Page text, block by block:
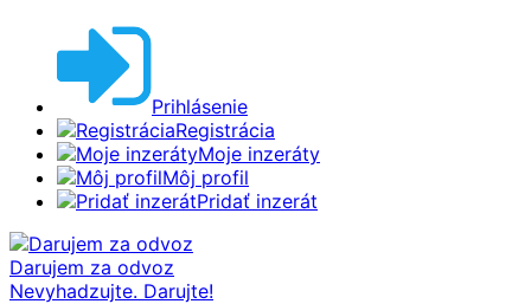
Prihlásenie
Registrácia
Moje inzeráty
Môj profil
Pridať inzerát
Darujem za odvoz
Nevyhadzujte. Darujte!